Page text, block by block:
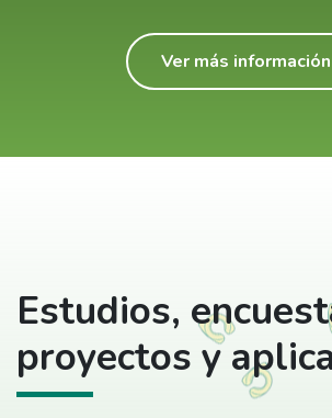
Ver más información
Estudios,
proyectos y